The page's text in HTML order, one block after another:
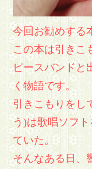
今回お勧めする
この本は引きこ
ピースバンドと
く物語です。
引きこもりをし
う)は歌唱ソフ
ていた。
そんなある日、